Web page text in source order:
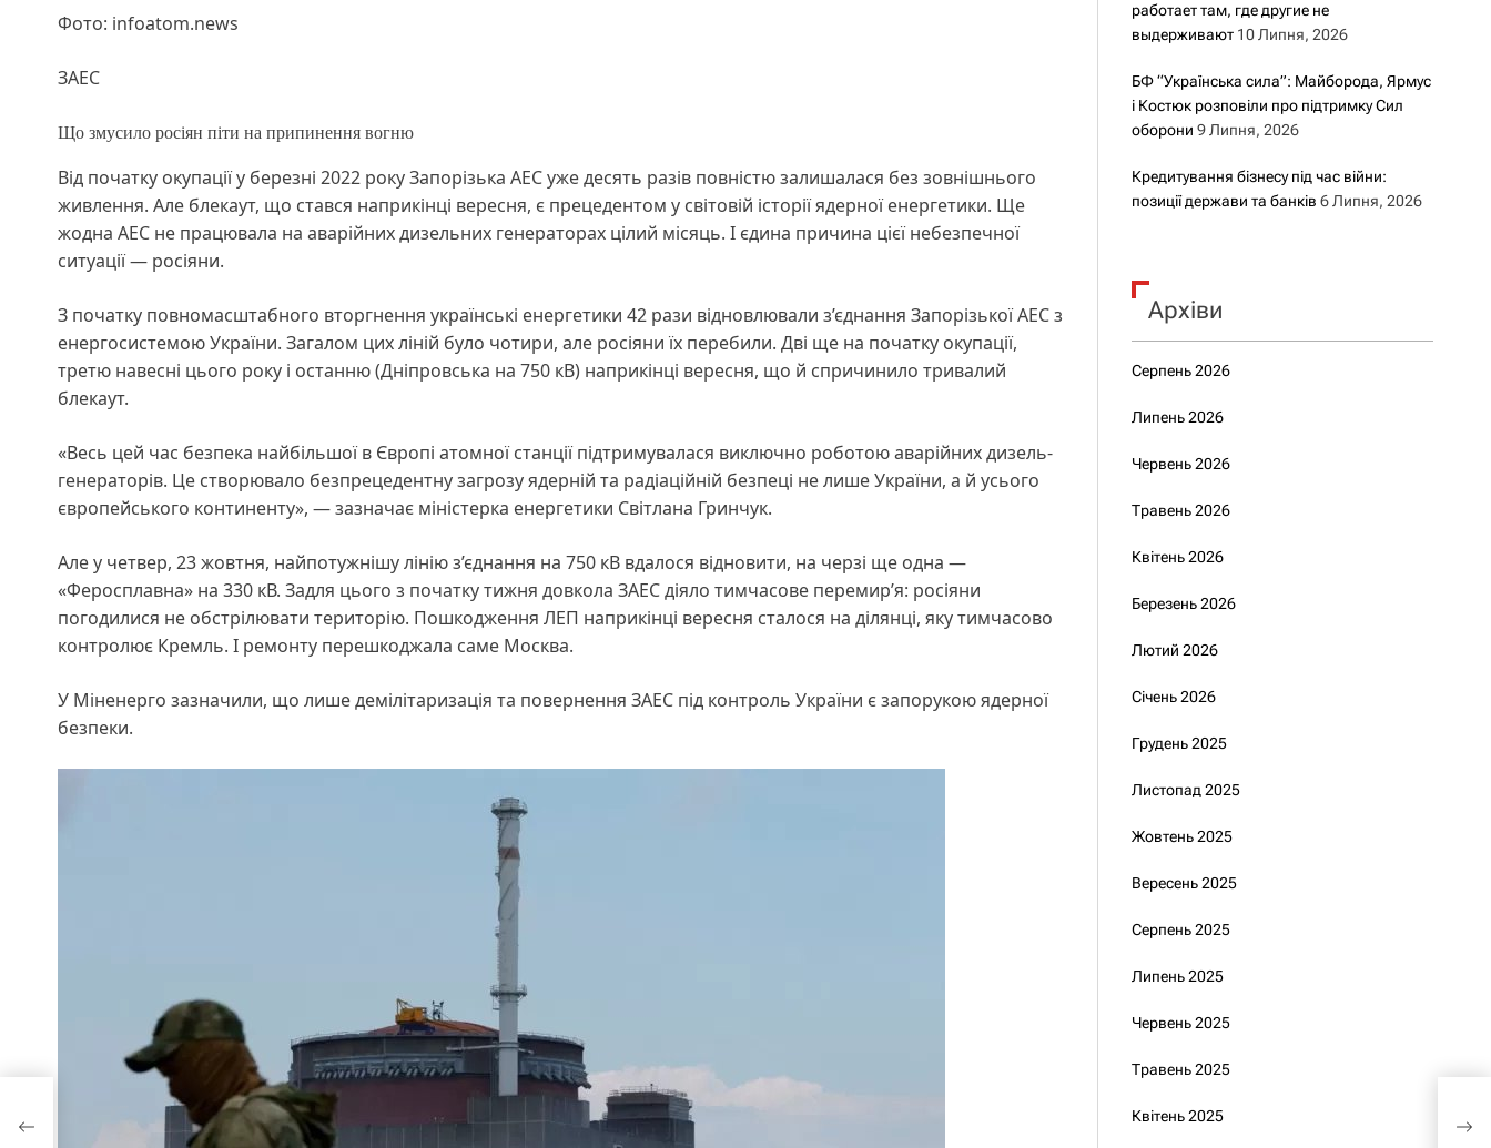
Фото: infoatom.news
ЗАЕС
Що змусило росіян піти на припинення вогню
Від початку окупації у березні 2022 року Запорізька АЕС уже десять разів повністю залишалася без зовнішнього
живлення. Але блекаут, що стався наприкінці вересня, є прецедентом у світовій історії ядерної енергетики. Ще
жодна АЕС не працювала на аварійних дизельних генераторах цілий місяць. І єдина причина цієї небезпечної
ситуації — росіяни.
З початку повномасштабного вторгнення українські енергетики 42 рази відновлювали з’єднання Запорізької АЕС з
енергосистемою України. Загалом цих ліній було чотири, але росіяни їх перебили. Дві ще на початку окупації,
третю навесні цього року і останню (Дніпровська на 750 кВ) наприкінці вересня, що й спричинило тривалий
блекаут.
«Весь цей час безпека найбільшої в Європі атомної станції підтримувалася виключно роботою аварійних дизель-
генераторів. Це створювало безпрецедентну загрозу ядерній та радіаційній безпеці не лише України, а й усього
європейського континенту», — зазначає міністерка енергетики Світлана Гринчук.
Але у четвер, 23 жовтня, найпотужнішу лінію з’єднання на 750 кВ вдалося відновити, на черзі ще одна —
«Феросплавна» на 330 кВ. Задля цього з початку тижня довкола ЗАЕС діяло тимчасове перемир’я: росіяни
погодилися не обстрілювати територію. Пошкодження ЛЕП наприкінці вересня сталося на ділянці, яку тимчасово
контролює Кремль. І ремонту перешкоджала саме Москва.
У Міненерго зазначили, що лише демілітаризація та повернення ЗАЕС під контроль України є запорукою ядерної
безпеки.
работает там, где другие не
выдерживают 10 Липня, 2026
БФ “Українська сила”: Майборода, Ярмус
і Костюк розповіли про підтримку Сил
оборони 9 Липня, 2026
Кредитування бізнесу під час війни:
позиції держави та банків 6 Липня, 2026
Архіви
Серпень 2026
Липень 2026
Червень 2026
Травень 2026
Квітень 2026
Березень 2026
Лютий 2026
Січень 2026
Грудень 2025
Листопад 2025
Жовтень 2025
Вересень 2025
Серпень 2025
Липень 2025
Червень 2025
Травень 2025
Квітень 2025